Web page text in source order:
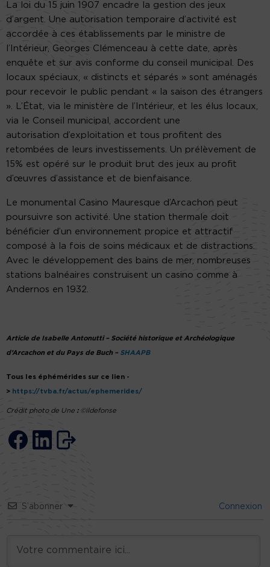
La loi du 15 juin 1907 encadre la gestion des jeux
d’argent. Une autorisation temporaire d’activité est
accordée à ces établissements par le ministre de
l’Intérieur, Georges Clémenceau à cette date, après
enquête et sur avis conforme du conseil municipal. Des
locaux spéciaux, « distincts et séparés » sont aménagés
pour recevoir le public pendant « la saison des étrangers
». L’État, via le ministère de l’Intérieur, et les élus locaux,
via le Conseil municipal, accordent une
autorisation d’exploitation et tous profitent des
retombées de leurs investissements. Un prélèvement de
15% est opéré sur le produit brut des jeux au profit
d’œuvres d’assistance et de bienfaisance.
Le monumental Casino Mauresque d’Arcachon peut
poursuivre son activité. Une station thermale doit
bénéficier d’un environnement propice et attractif
composé à la fois de soins médicaux et de distractions.
Avec le développement des bains de mer, nombreuses
stations balnéaires construisent un casino comme à
Andernos en 1932.
Article de Isabelle Antonutti – Société historique et Archéologique
d’Arcachon et du Pays de Buch – SHAAPB
Tous les éphémérides sur ce lien -
> https://tvba.fr/actus/ephemerides/
Crédit photo de Une : ©ildefonse
S’abonner Connexion